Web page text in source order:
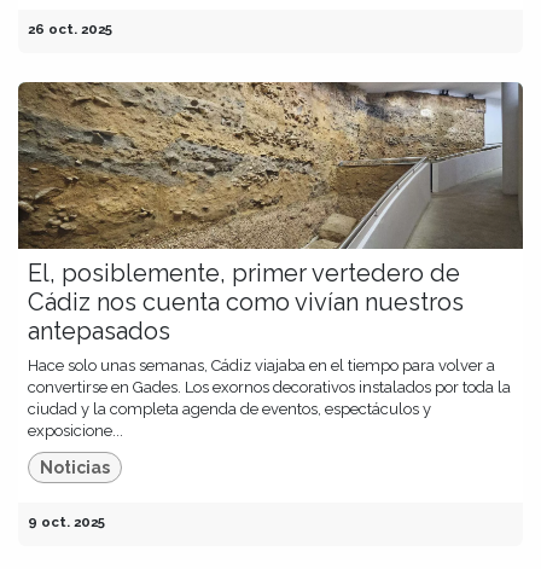
26 oct. 2025
El, posiblemente, primer vertedero de
Cádiz nos cuenta como vivían nuestros
antepasados
Hace solo unas semanas, Cádiz viajaba en el tiempo para volver a
convertirse en Gades. Los exornos decorativos instalados por toda la
ciudad y la completa agenda de eventos, espectáculos y
exposicione...
Noticias
9 oct. 2025